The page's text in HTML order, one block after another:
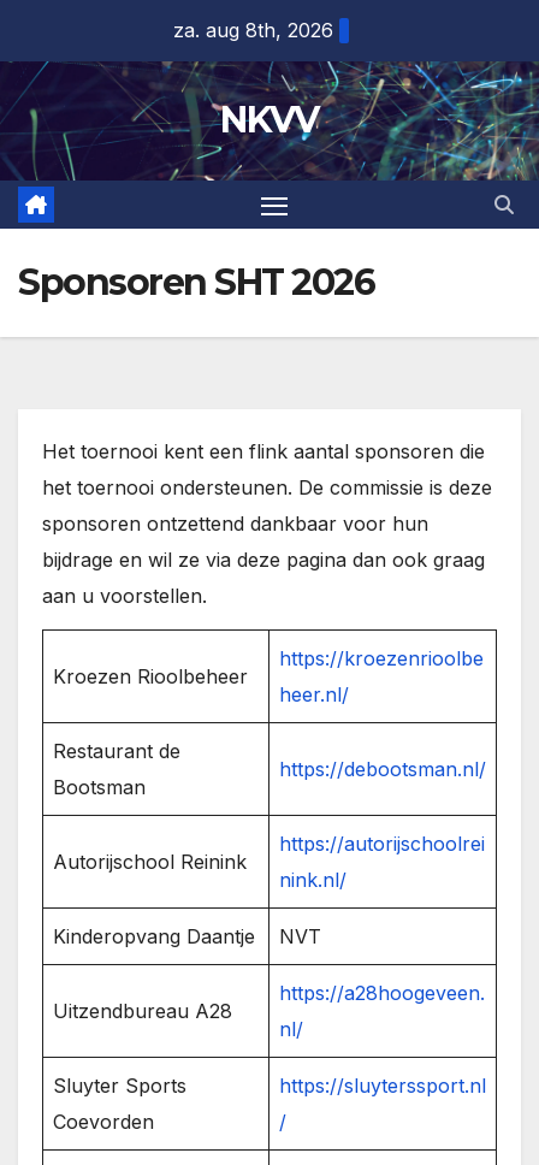
inhoud
za. aug 8th, 2026
NKVV
Sponsoren SHT 2026
Het toernooi kent een flink aantal sponsoren die
het toernooi ondersteunen. De commissie is deze
sponsoren ontzettend dankbaar voor hun
bijdrage en wil ze via deze pagina dan ook graag
aan u voorstellen.
Kroezen Rioolbeheer
https://kroezenrioolbe
heer.nl/
Restaurant de
Bootsman
https://debootsman.nl/
Autorijschool Reinink
https://autorijschoolrei
nink.nl/
Kinderopvang Daantje NVT
Uitzendbureau A28
https://a28hoogeveen.
nl/
Sluyter Sports
Coevorden
https://sluyterssport.nl
/